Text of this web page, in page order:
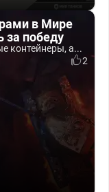
в Мире
за победу
контейнеры, а...
2